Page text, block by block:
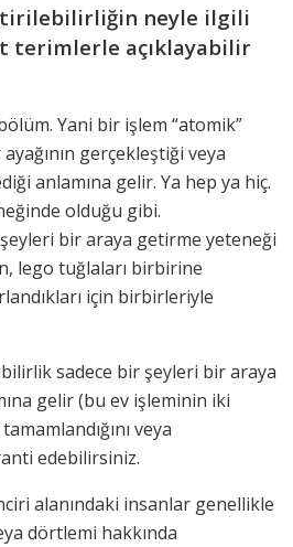
neyle ilgili
terimlerle açıklayabilir
Yani bir işlem “atomik”
gerçekleştiği veya
anlamına gelir. Ya hep ya hiç.
olduğu gibi.
bir araya getirme yeteneği
lego tuğlaları birbirine
için birbirleriyle
sadece bir şeyleri bir araya
gelir (bu ev işleminin iki
veya
edebilirsiniz.
alanındaki insanlar genellikle
dörtlemi hakkında